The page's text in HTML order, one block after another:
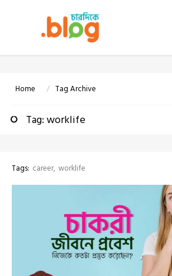
Home Tag Archive
Tag: worklife
Tags: career worklife